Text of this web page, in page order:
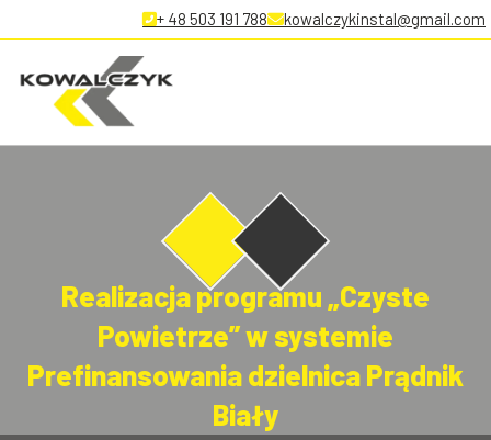
+ 48 503 191 788 kowalczykinstal@gmail.com
Realizacja programu „Czyste
Powietrze” w systemie
Prefinansowania dzielnica Prądnik
Biały